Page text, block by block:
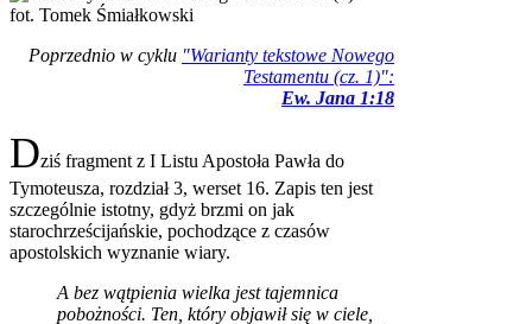
fot. Tomek Śmiałkowski
Poprzednio w cyklu "Warianty tekstowe Nowego
Testamentu (cz. 1)":
Ew. Jana 1:18
Dziś fragment z I Listu Apostoła Pawła do
Tymoteusza, rozdział 3, werset 16. Zapis ten jest
szczególnie istotny, gdyż brzmi on jak
starochrześcijańskie, pochodzące z czasów
apostolskich wyznanie wiary.
A bez wątpienia wielka jest tajemnica
pobożności. Ten, który objawił się w ciele,